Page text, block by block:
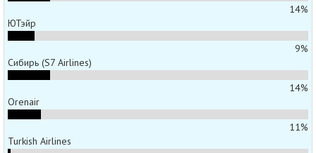
14%
ЮТэйр
9%
Сибирь (S7 Airlines)
14%
Orenair
11%
Turkish Airlines